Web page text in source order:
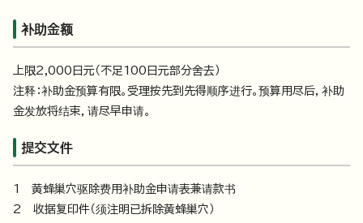
补助金额
上限2,000日元（不足100日元部分舍去）
注释：补助金预算有限。受理按先到先得顺序进行。预算用尽后，补助
金发放将结束，请尽早申请。
提交文件
1 黄蜂巢穴驱除费用补助金申请表兼请款书
2 收据复印件（须注明已拆除黄蜂巢穴）